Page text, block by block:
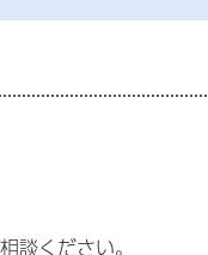
談ください。